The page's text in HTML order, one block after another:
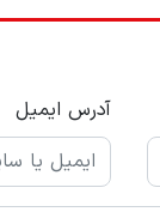
آدرس ایمیل